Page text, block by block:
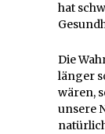
hat
Die
länger
wären,
unsere